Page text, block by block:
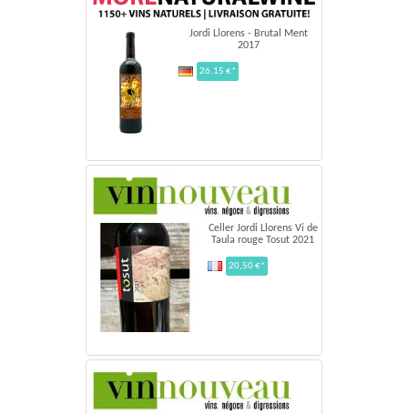
Jordi Llorens - Brutal Ment
2017
26.15 €*
Celler Jordi Llorens Vi de
Taula rouge Tosut 2021
20,50 €*